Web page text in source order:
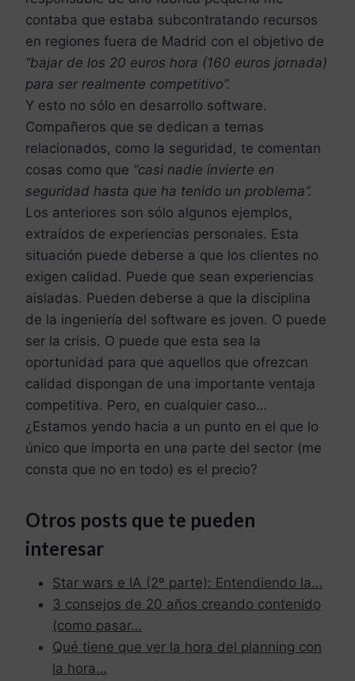
contaba que estaba subcontratando recursos
en regiones fuera de Madrid con el objetivo de
“bajar de los 20 euros hora (160 euros jornada)
para ser realmente competitivo”.
Y esto no sólo en desarrollo software.
Compañeros que se dedican a temas
relacionados, como la seguridad, te comentan
cosas como que “casi nadie invierte en
seguridad hasta que ha tenido un problema”.
Los anteriores son sólo algunos ejemplos,
extraídos de experiencias personales. Esta
situación puede deberse a que los clientes no
exigen calidad. Puede que sean experiencias
aisladas. Pueden deberse a que la disciplina
de la ingeniería del software es joven. O puede
ser la crisis. O puede que esta sea la
oportunidad para que aquellos que ofrezcan
calidad dispongan de una importante ventaja
competitiva. Pero, en cualquier caso…
¿Estamos yendo hacia a un punto en el que lo
único que importa en una parte del sector (me
consta que no en todo) es el precio?
Otros posts que te pueden
interesar
Star wars e IA (2º parte): Entendiendo la…
3 consejos de 20 años creando contenido
(como pasar…
Qué tiene que ver la hora del planning con
la hora…